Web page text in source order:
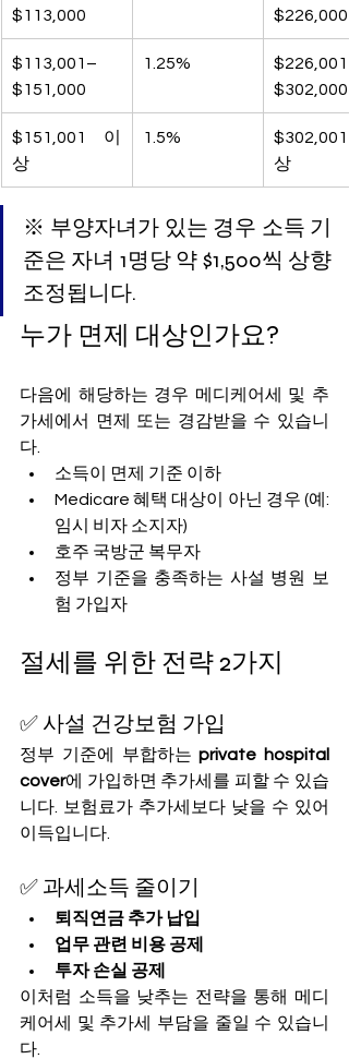
$113,000
$226,000
$113,001–
$151,000
1.25%
$226,001–
$302,000
$151,001 이
상
1.5%
상
※ 부양자녀가 있는 경우 소득 기
준은 자녀 1명당 약 $1,500씩 상향
조정됩니다.
누가 면제 대상인가요?
다음에 해당하는 경우 메디케어세 및 추
가세에서 면제 또는 경감받을 수 있습니
다.
소득이 면제 기준 이하
Medicare 혜택 대상이 아닌 경우 (예:
임시 비자 소지자)
호주 국방군 복무자
정부 기준을 충족하는 사설 병원 보
험 가입자
절세를 위한 전략 2가지
✅ 사설 건강보험 가입
정부 기준에 부합하는 private hospital
cover에 가입하면 추가세를 피할 수 있습
니다. 보험료가 추가세보다 낮을 수 있어
이득입니다.
✅ 과세소득 줄이기
퇴직연금 추가 납입
업무 관련 비용 공제
투자 손실 공제
이처럼 소득을 낮추는 전략을 통해 메디
케어세 및 추가세 부담을 줄일 수 있습니
다.